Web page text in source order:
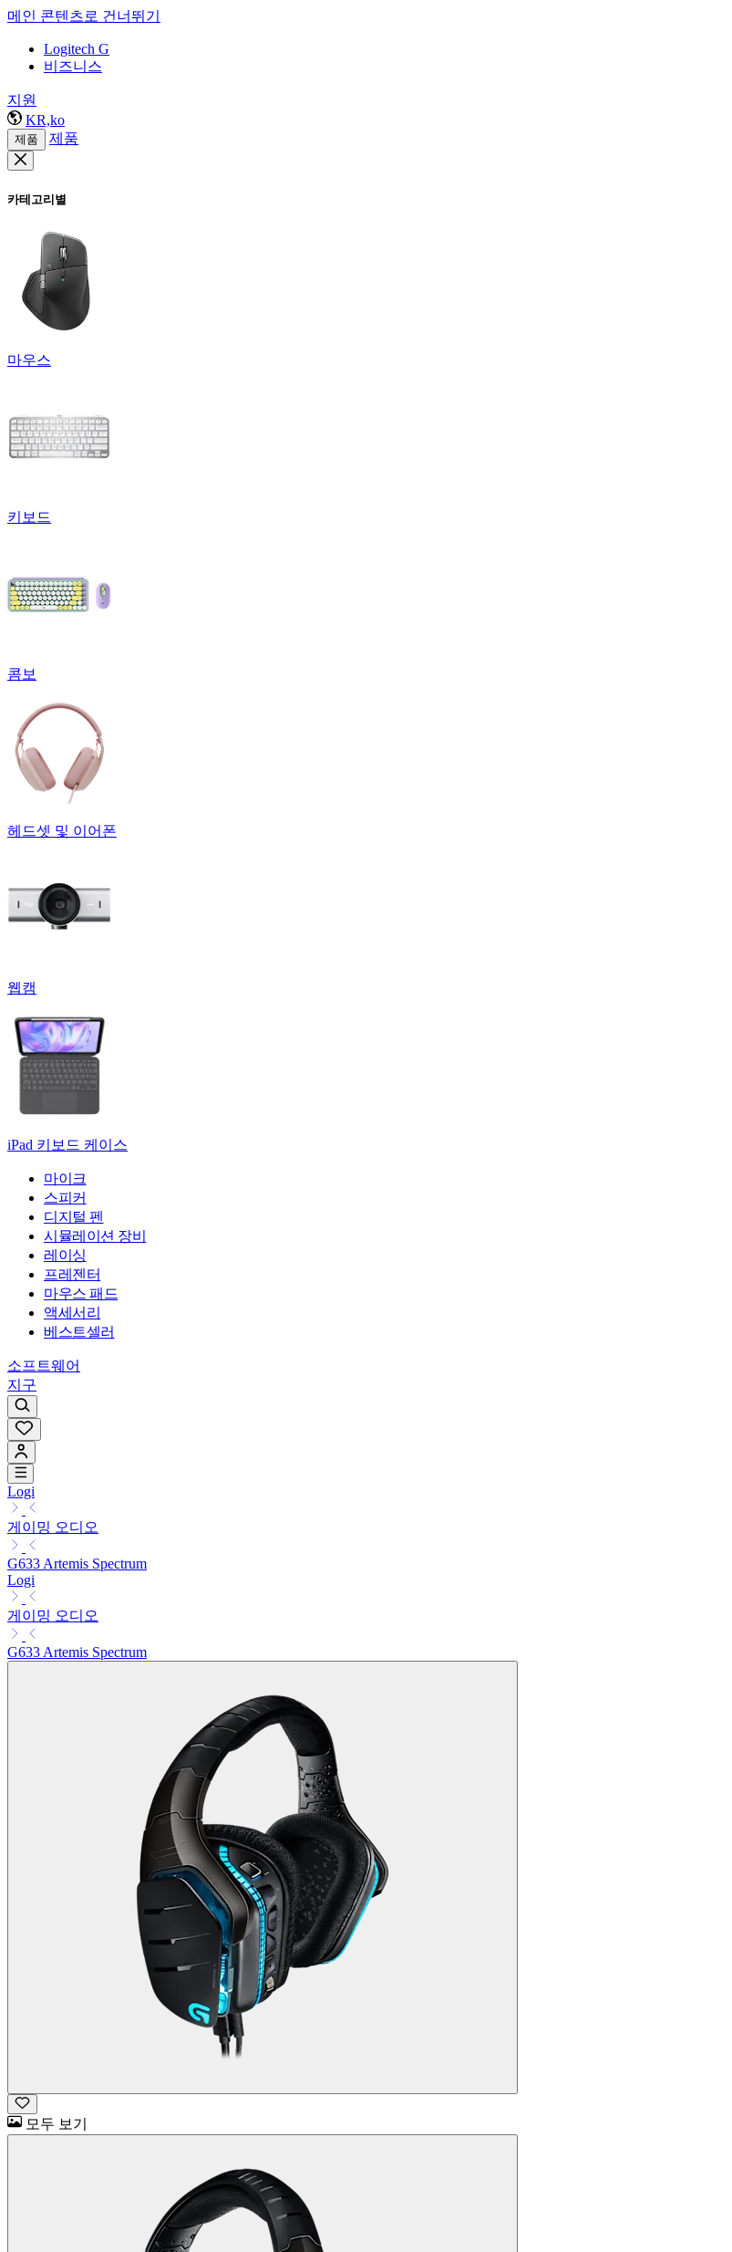
메인 콘텐츠로 건너뛰기
Logitech G
비즈니스
지원
KR,ko
제품 제품
카테고리별
마우스
키보드
콤보
헤드셋 및 이어폰
웹캠
iPad 키보드 케이스
마이크
스피커
디지털 펜
시뮬레이션 장비
레이싱
프레젠터
마우스 패드
액세서리
베스트셀러
소프트웨어
지구
Logi
게이밍 오디오
G633 Artemis Spectrum
Logi
게이밍 오디오
G633 Artemis Spectrum
모두 보기